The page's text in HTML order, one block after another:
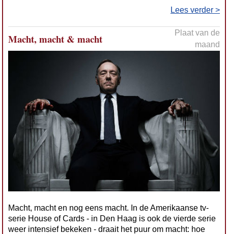
Lees verder >
Macht, macht & macht
Plaat van de
maand
Macht, macht en nog eens macht. In de Amerikaanse tv-
serie House of Cards - in Den Haag is ook de vierde serie
weer intensief bekeken - draait het puur om macht: hoe